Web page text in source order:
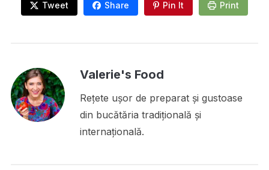
Tweet Share Pin It Print
Valerie's Food
Rețete ușor de preparat și gustoase
din bucătăria tradițională și
internațională.